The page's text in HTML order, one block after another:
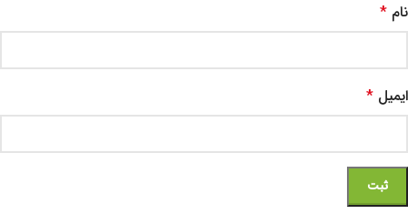
نام *
ایمیل *